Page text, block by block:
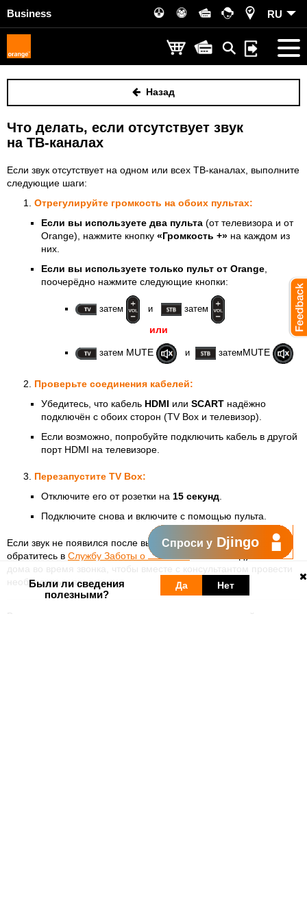
Business RU
Назад
Что делать, если отсутствует звук
на ТВ-каналах
Если звук отсутствует на одном или всех ТВ-каналах, выполните
следующие шаги:
Отрегулируйте громкость на обоих пультах:
Если вы используете два пульта (от телевизора и от
Orange), нажмите кнопку «Громкость +» на каждом из
них.
Если вы используете только пульт от Orange
поочерёдно нажмите следующие кнопки:
затем и затем
или
затем MUTE и затемMUTE
Проверьте соединения кабелей:
Убедитесь, что кабель HDMI или SCART надёжно
подключён с обоих сторон (TV Box и телевизор).
Если возможно, попробуйте подключить кабель в другой
порт HDMI на телевизоре.
Перезапустите TV Box:
Отключите его от розетки на 15 секунд
Подключите снова и включите с помощью пульта.
Если звук не появился после выполнения этих шагов,
обратитесь в Службу Заботы о Клиентах
. . Рекомендуется быть
дома во время звонка, чтобы вместе с консультантом провести
необходимые проверки.
В разделе
Были ли сведения
полезными?
Да Нет
Спроси у Djingo